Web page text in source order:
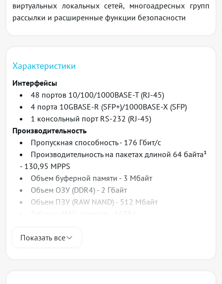
виртуальных локальных сетей, многоадресных групп
рассылки и расширенные функции безопасности
Характеристики
Интерфейсы
48 портов 10/100/1000BASE-T (RJ-45)
4 порта 10GBASE-R (SFP+)/1000BASE-X (SFP)
1 консольный порт RS-232 (RJ-45)
Производительность
Пропускная способность - 176 Гбит/с
Производительность на пакетах длиной 64 байта¹
- 130,95 MPPS
Объем буферной памяти - 3 Mбайт
Объем ОЗУ (DDR4) - 2 Гбайт
Объем ПЗУ (RAW NAND) - 512 Mбайт
Таблица VLAN - 4094
Показать все